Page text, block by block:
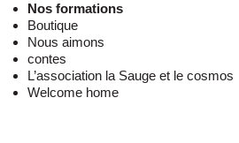
Nos formations
Boutique
Nous aimons
contes
L’association la Sauge et le cosmos
Welcome home